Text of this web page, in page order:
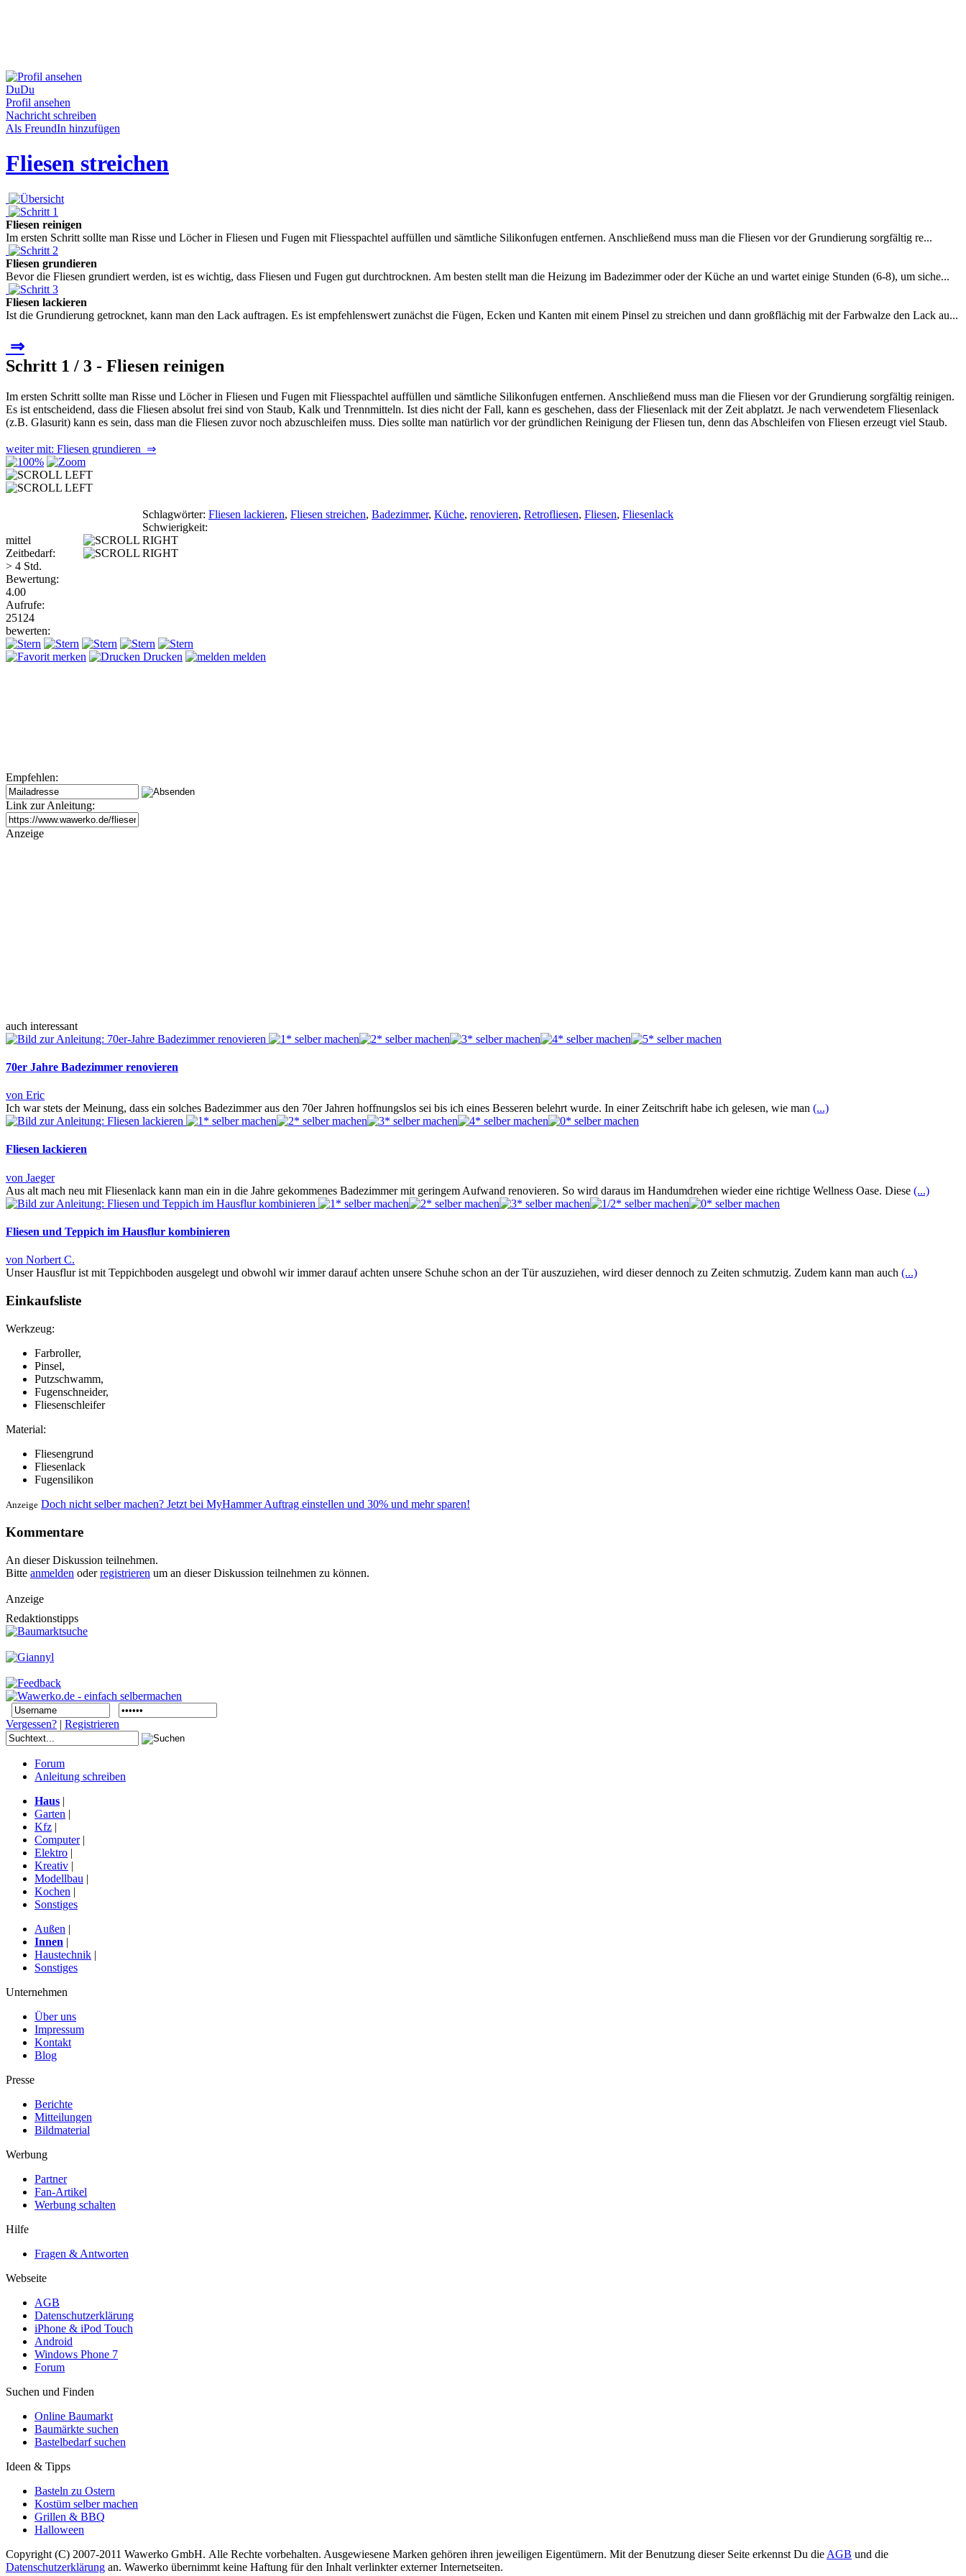
DuDu
Profil ansehen
Nachricht schreiben
Als FreundIn hinzufügen
Fliesen streichen
Fliesen reinigen
Im ersten Schritt sollte man Risse und Löcher in Fliesen und Fugen mit Fliesspachtel auffüllen und sämtliche Silikonfugen entfernen. Anschließend muss man die Fliesen vor der Grundierung sorgfältig re...
Fliesen grundieren
Bevor die Fliesen grundiert werden, ist es wichtig, dass Fliesen und Fugen gut durchtrocknen. Am besten stellt man die Heizung im Badezimmer oder der Küche an und wartet einige Stunden (6-8), um siche...
Fliesen lackieren
Ist die Grundierung getrocknet, kann man den Lack auftragen. Es ist empfehlenswert zunächst die Fügen, Ecken und Kanten mit einem Pinsel zu streichen und dann großflächig mit der Farbwalze den Lack au...
⇒
Schritt 1 / 3 - Fliesen reinigen
Im ersten Schritt sollte man Risse und Löcher in Fliesen und Fugen mit Fliesspachtel auffüllen und sämtliche Silikonfugen entfernen. Anschließend muss man die Fliesen vor der Grundierung sorgfältig reinigen.
Es ist entscheidend, dass die Fliesen absolut frei sind von Staub, Kalk und Trennmitteln. Ist dies nicht der Fall, kann es geschehen, dass der Fliesenlack mit der Zeit abplatzt. Je nach verwendetem Fliesenlack
(z.B. Glasurit) kann es sein, dass man die Fliesen zuvor noch abzuschleifen muss. Dies sollte man natürlich vor der gründlichen Reinigung der Fliesen tun, denn das Abschleifen von Fliesen erzeugt viel Staub.
weiter mit: Fliesen grundieren ⇒
Schlagwörter: Fliesen lackieren, Fliesen streichen, Badezimmer, Küche, renovieren, Retrofliesen, Fliesen, Fliesenlack
Schwierigkeit:
mittel
Zeitbedarf:
> 4 Std.
Bewertung:
4.00
Aufrufe:
25124
bewerten:
merken Drucken melden
Empfehlen:
Link zur Anleitung:
Anzeige
auch interessant
70er Jahre Badezimmer renovieren
von Eric
Ich war stets der Meinung, dass ein solches Badezimmer aus den 70er Jahren hoffnungslos sei bis ich eines Besseren belehrt wurde. In einer Zeitschrift habe ich gelesen, wie man (...)
Fliesen lackieren
von Jaeger
Aus alt mach neu mit Fliesenlack kann man ein in die Jahre gekommenes Badezimmer mit geringem Aufwand renovieren. So wird daraus im Handumdrehen wieder eine richtige Wellness Oase. Diese (...)
Fliesen und Teppich im Hausflur kombinieren
von Norbert C.
Unser Hausflur ist mit Teppichboden ausgelegt und obwohl wir immer darauf achten unsere Schuhe schon an der Tür auszuziehen, wird dieser dennoch zu Zeiten schmutzig. Zudem kann man auch (...)
Einkaufsliste
Werkzeug:
Farbroller,
Pinsel,
Putzschwamm,
Fugenschneider,
Fliesenschleifer
Material:
Fliesengrund
Fliesenlack
Fugensilikon
Anzeige Doch nicht selber machen? Jetzt bei MyHammer Auftrag einstellen und 30% und mehr sparen!
Kommentare
An dieser Diskussion teilnehmen.
Bitte anmelden oderregistrieren um an dieser Diskussion teilnehmen zu können.
Anzeige
Redaktionstipps
Vergessen? | Registrieren
Forum
Anleitung schreiben
Haus |
Garten |
Kfz |
Computer|
Elektro |
Kreativ |
Modellbau |
Kochen |
Sonstiges
Außen |
Innen |
Haustechnik |
Sonstiges
Unternehmen
Über uns
Impressum
Kontakt
Blog
Presse
Berichte
Mitteilungen
Bildmaterial
Werbung
Partner
Fan-Artikel
Werbung schalten
Hilfe
Fragen & Antworten
Webseite
AGB
Datenschutzerklärung
iPhone & iPod Touch
Android
Windows Phone 7
Forum
Suchen und Finden
Online Baumarkt
Baumärkte suchen
Bastelbedarf suchen
Ideen & Tipps
Basteln zu Ostern
Kostüm selber machen
Grillen & BBQ
Halloween
Copyright (C) 2007-2011 Wawerko GmbH. Alle Rechte vorbehalten. Ausgewiesene Marken gehören ihren jeweiligen Eigentümern. Mit der Benutzung dieser Seite erkennst Du die AGB und die
Datenschutzerklärung an. Wawerko übernimmt keine Haftung für den Inhalt verlinkter externer Internetseiten.